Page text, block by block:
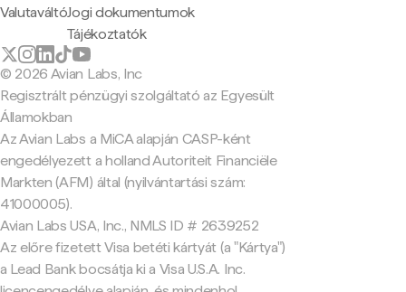
ValutaváltóJogi dokumentumok
Tájékoztatók
© 2026 Avian Labs, Inc
Regisztrált pénzügyi szolgáltató az Egyesült
Államokban
Az Avian Labs a MiCA alapján CASP-ként
engedélyezett a holland Autoriteit Financiële
Markten (AFM) által (nyilvántartási szám:
41000005).
Avian Labs USA, Inc., NMLS ID # 2639252
Az előre fizetett Visa betéti kártyát (a "Kártya")
a Lead Bank bocsátja ki a Visa U.S.A. Inc.